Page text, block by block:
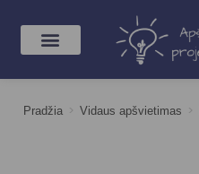
Pradžia > Vidaus apšvietimas >